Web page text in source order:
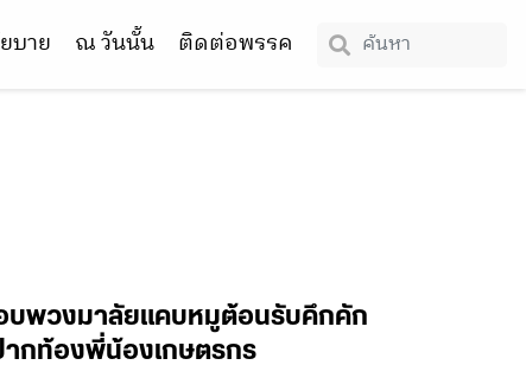
บาย ณ วันนั้น ติดต่อพรรค
บพวงมาลัยแคบหมูต้อนรับคึกคัก
ากท้องพี่น้องเกษตรกร